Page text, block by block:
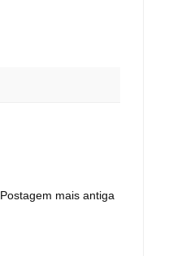
Postagem mais antiga